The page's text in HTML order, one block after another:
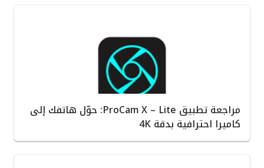
مراجعة تطبيق ProCam X – Lite: حوّل هاتفك إلى
كاميرا احترافية بدقة 4K